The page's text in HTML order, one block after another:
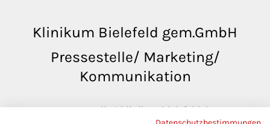
Klinikum Bielefeld gem.GmbH
Pressestelle/ Marketing/
Kommunikation
pressestelle@klinikumbielefeld.de